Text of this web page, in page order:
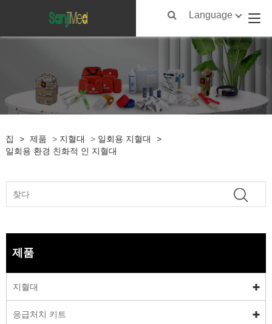
Language
집 > 제품 > 지혈대 > 일회용 지혈대
>
일회용 환경 친화적 인 지혈대
제품
지혈대
응급처치 키트